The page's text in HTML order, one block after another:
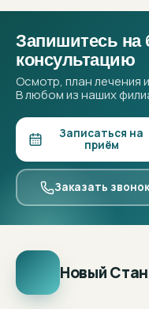
Запишитесь на
консультацию
Осмотр, план лечения
В любом из наших
Записаться на
приём
Заказать звонок
Новый